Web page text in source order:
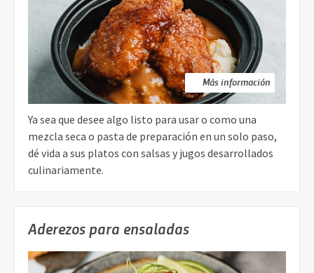
Más información
Ya sea que desee algo listo para usar o como una
mezcla seca o pasta de preparación en un solo paso,
dé vida a sus platos con salsas y jugos desarrollados
culinariamente.
Aderezos para ensaladas